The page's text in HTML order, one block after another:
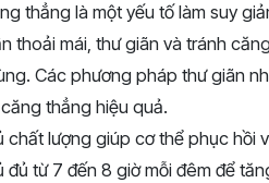
thẳng là một yếu tố làm suy
thoải mái, thư giãn và tránh
Các phương pháp thư giãn
thẳng hiệu quả.
chất lượng giúp cơ thể phục hồi
đủ từ 7 đến 8 giờ mỗi đêm để